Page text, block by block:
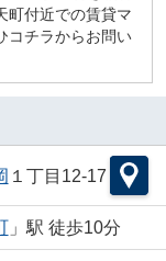
町付近での賃貸マ
コチラからお問い
１丁目12-17
」駅 徒歩10分